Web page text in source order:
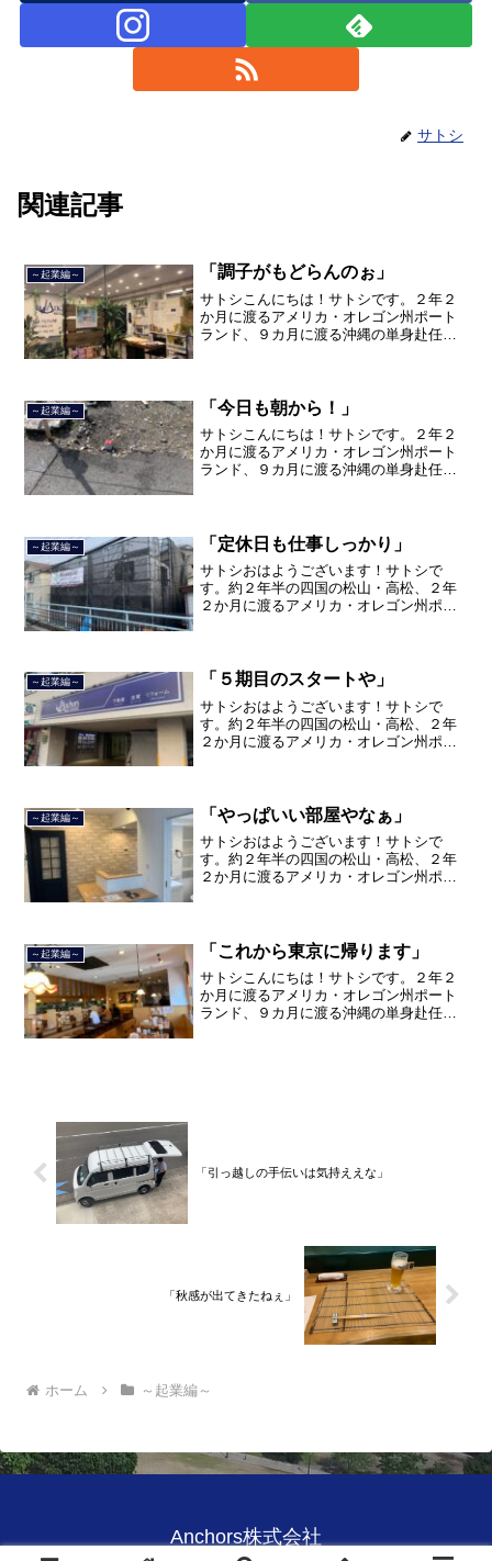
サトシ
関連記事
～起業編～ 「調子がもどらんのぉ」
サトシこんにちは！サトシです。２年２
か月に渡るアメリカ・オレゴン州ポート
ランド、９カ月に渡る沖縄の単身赴任の
品川区南大井で不動産を主...
～起業編～ 「今日も朝から！」
サトシこんにちは！サトシです。２年２
か月に渡るアメリカ・オレゴン州ポート
ランド、９カ月に渡る沖縄の単身赴任の
品川区南大井で不動産を主...
～起業編～ 「定休日も仕事しっかり」
サトシおはようございます！サトシで
す。約２年半の四国の松山・高松、２年
２か月に渡るアメリカ・オレゴン州ポー
て、２０２１年３月９日より東...
～起業編～ 「５期目のスタートや」
サトシおはようございます！サトシで
す。約２年半の四国の松山・高松、２年
２か月に渡るアメリカ・オレゴン州ポー
て、２０２１年３月９日より東...
～起業編～ 「やっぱいい部屋やなぁ」
サトシおはようございます！サトシで
す。約２年半の四国の松山・高松、２年
２か月に渡るアメリカ・オレゴン州ポー
て、２０２１年３月９日より東...
～起業編～ 「これから東京に帰ります」
サトシこんにちは！サトシです。２年２
か月に渡るアメリカ・オレゴン州ポート
ランド、９カ月に渡る沖縄の単身赴任の
「引っ越しの手伝いは気持ええな」
「秋感が出てきたねぇ」
ホーム ～起業編～
Anchors株式会社